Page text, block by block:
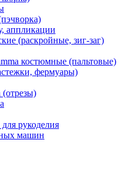
аппликации
(раскройные, зиг-заг)
костюмные (пальтовые)
фермуары)
(отрезы)
рукоделия
машин